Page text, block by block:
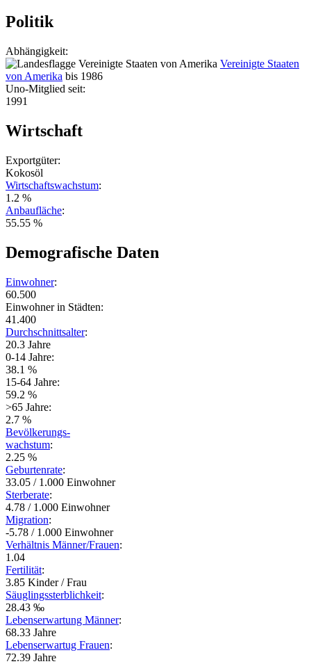
Politik
Abhängigkeit:
Vereinigte Staaten
von Amerika bis 1986
Uno-Mitglied seit:
1991
Wirtschaft
Exportgüter:
Kokosöl
Wirtschaftswachstum:
1.2 %
Anbaufläche:
55.55 %
Demografische Daten
Einwohner:
60.500
Einwohner in Städten:
41.400
Durchschnittsalter:
20.3 Jahre
0-14 Jahre:
38.1 %
15-64 Jahre:
59.2 %
>65 Jahre:
2.7 %
Bevölkerungs-
wachstum:
2.25 %
Geburtenrate:
33.05 / 1.000 Einwohner
Sterberate:
4.78 / 1.000 Einwohner
Migration:
-5.78 / 1.000 Einwohner
Verhältnis Männer/Frauen:
1.04
Fertilität:
3.85 Kinder / Frau
Säuglingssterblichkeit:
28.43 ‰
Lebenserwartung Männer:
68.33 Jahre
Lebenserwartug Frauen:
72.39 Jahre